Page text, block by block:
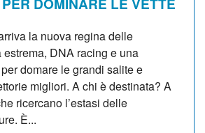
la nuova regina delle
DNA racing e una
domare le grandi salite e
migliori. A chi è destinata? A
ricercano l’estasi delle
È...